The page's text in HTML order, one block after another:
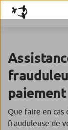
paiement
Que faire en cas
frauduleuse de